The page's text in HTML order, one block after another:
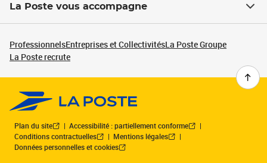
La Poste vous accompagne
ProfessionnelsEntreprises et CollectivitésLa Poste Groupe
La Poste recrute
Plan du site
Accessibilité : partiellement conforme
Conditions contractuelles
Mentions légales
Données personnelles et cookies